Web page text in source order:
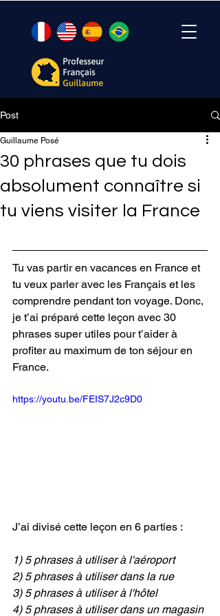
Post
30 phrases que tu dois
absolument connaître si
tu viens visiter la France
Guillaume Posé
Tu vas partir en vacances en France et
tu veux parler avec les Français et les
comprendre pendant ton voyage. Donc,
je t’ai préparé cette leçon avec 30
phrases super utiles pour t’aider à
profiter au maximum de ton séjour en
France.
https://youtu.be/FEIS7J2c9D0
J’ai divisé cette leçon en 6 parties :
1) 5 phrases à utiliser à l'aéroport
2) 5 phrases à utiliser dans la rue
3) 5 phrases à utiliser à l'hôtel
4) 5 phrases à utiliser dans un magasin